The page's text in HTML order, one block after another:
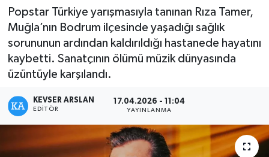
Popstar Türkiye yarışmasıyla tanınan Rıza Tamer,
Muğla’nın Bodrum ilçesinde yaşadığı sağlık
sorununun ardından kaldırıldığı hastanede hayatını
kaybetti. Sanatçının ölümü müzik dünyasında
üzüntüyle karşılandı.
KEVSER ARSLAN
EDITÖR
17.04.2026 - 11:04
YAYINLANMA
Eğitim
Sağlık
Yaşam
Tüm Manşetler
Son Dakika Haberleri